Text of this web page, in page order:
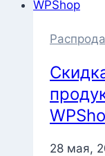
28 мая,